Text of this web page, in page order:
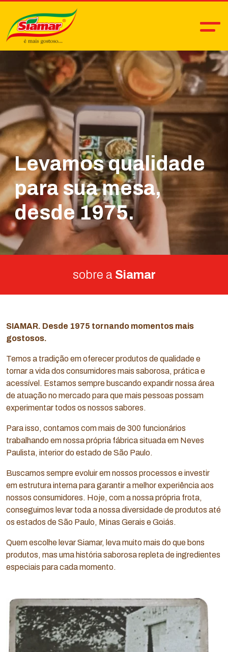
Levamos qualidade
para sua mesa,
desde 1975.
sobre a Siamar
SIAMAR. Desde 1975 tornando momentos mais
gostosos.
Temos a tradição em oferecer produtos de qualidade e
tornar a vida dos consumidores mais saborosa, prática e
acessível. Estamos sempre buscando expandir nossa área
de atuação no mercado para que mais pessoas possam
experimentar todos os nossos sabores.
Para isso, contamos com mais de 300 funcionários
trabalhando em nossa própria fábrica situada em Neves
Paulista, interior do estado de São Paulo.
Buscamos sempre evoluir em nossos processos e investir
em estrutura interna para garantir a melhor experiência aos
nossos consumidores. Hoje, com a nossa própria frota,
conseguimos levar toda a nossa diversidade de produtos até
os estados de São Paulo, Minas Gerais e Goiás.
Quem escolhe levar Siamar, leva muito mais do que bons
produtos, mas uma história saborosa repleta de ingredientes
especiais para cada momento.